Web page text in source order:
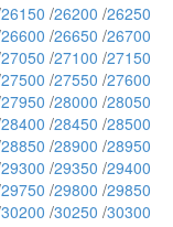
26150 /26200 /26250
26600 /26650 /26700
27050 /27100 /27150
27500 /27550 /27600
27950 /28000 /28050
28400 /28450 /28500
28850 /28900 /28950
29300 /29350 /29400
29750 /29800 /29850
30200 /30250 /30300